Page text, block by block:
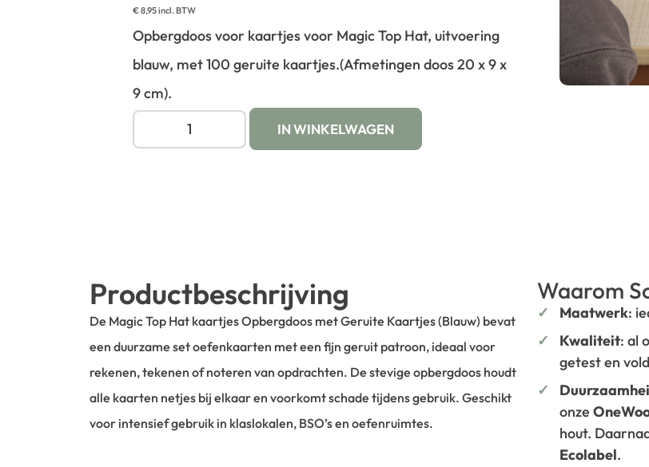
€8,95incl. BTW
Opbergdoos voor kaartjes voor Magic Top Hat, uitvoering
blauw, met 100 geruite kaartjes.(Afmetingen doos 20 x 9 x
9 cm).
IN WINKELWAGEN
Productbeschrijving
De Magic Top Hat kaartjes Opbergdoos met Geruite Kaartjes (Blauw) bevat
een duurzame set oefenkaarten met een fijn geruit patroon, ideaal voor
rekenen, tekenen of noteren van opdrachten. De stevige opbergdoos houdt
alle kaarten netjes bij elkaar en voorkomt schade tijdens gebruik. Geschikt
voor intensief gebruik in klaslokalen, BSO’s en oefenruimtes.
Waarom
Maatwerk:
Kwaliteit: al
getest en
onze
hout.
Ecolabel.